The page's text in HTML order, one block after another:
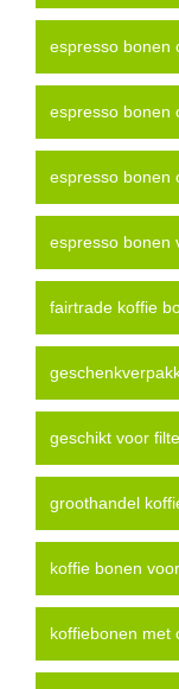
espresso bonen
espresso bonen
espresso bonen
espresso bonen
fairtrade koffie
geschikt voor
groothandel
koffie bonen
koffiebonen met